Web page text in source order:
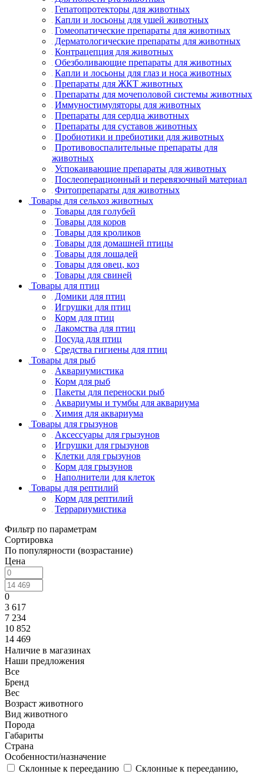
Гепатопротекторы для животных
Капли и лосьоны для ушей животных
Гомеопатические препараты для животных
Дерматологические препараты для животных
Контрацепция для животных
Обезболивающие препараты для животных
Капли и лосьоны для глаз и носа животных
Препараты для ЖКТ животных
Препараты для мочеполовой системы животных
Иммуностимуляторы для животных
Препараты для сердца животных
Препараты для суставов животных
Пробиотики и пребиотики для животных
Противовоспалительные препараты для
животных
Успокаивающие препараты для животных
Послеоперационный и перевязочный материал
Фитопрепараты для животных
Товары для сельхоз животных
Товары для голубей
Товары для коров
Товары для кроликов
Товары для домашней птицы
Товары для лошадей
Товары для овец, коз
Товары для свиней
Товары для птиц
Домики для птиц
Игрушки для птиц
Корм для птиц
Лакомства для птиц
Посуда для птиц
Средства гигиены для птиц
Товары для рыб
Аквариумистика
Корм для рыб
Пакеты для переноски рыб
Аквариумы и тумбы для аквариума
Химия для аквариума
Товары для грызунов
Аксессуары для грызунов
Игрушки для грызунов
Клетки для грызунов
Корм для грызунов
Наполнители для клеток
Товары для рептилий
Корм для рептилий
Террариумистика
Фильтр по параметрам
Сортировка
По популярности (возрастание)
Цена
0
3 617
7 234
10 852
14 469
Наличие в магазинах
Наши предложения
Все
Бренд
Вес
Возраст животного
Вид животного
Порода
Габариты
Страна
Особенности/назначение
Cклонные к перееданию
Cклонные к перееданию,